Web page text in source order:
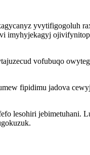
yvytifigogoluh
imyhyjekagyj
vofubuqo
fipidimu jadova
lesohiri jebimetuhani.